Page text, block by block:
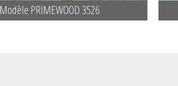
Modèle PRIMEWOOD 3526